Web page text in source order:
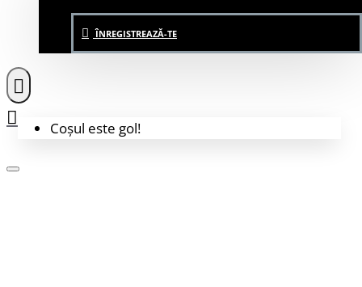
ÎNREGISTREAZĂ-TE
Coșul este gol!